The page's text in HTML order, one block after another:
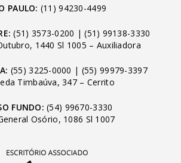
PAULO: (11) 94230-4499
(51) 3573-0200 |(51) 99138-3330
1440 Sl 1005 – Auxiliadora
(55) 3225-0000 | (55) 99979-3397
Timbaúva, 347 – Cerrito
FUNDO: (54) 99670-3330
Osório, 1086 Sl 1007